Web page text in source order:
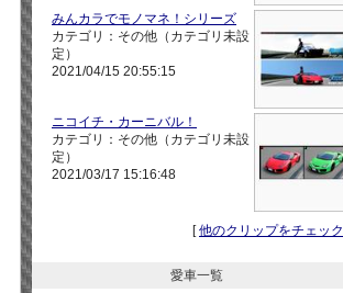
みんカラでモノマネ！シリーズ
カテゴリ：その他（カテゴリ未設
定）
2021/04/15 20:55:15
ニコイチ・カーニバル！
カテゴリ：その他（カテゴリ未設
定）
2021/03/17 15:16:48
[他のクリップをチェック
愛車一覧